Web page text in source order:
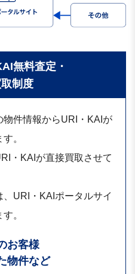
無料査定・
制度
件情報からURI・KAIが
。
・KAIが直接買取させて
URI・KAIポータルサイ
。
お客様
物件など